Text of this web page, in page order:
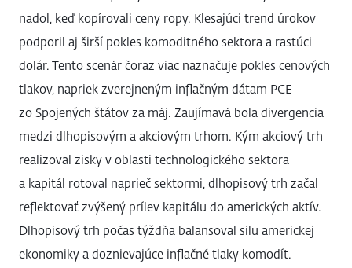
nadol, keď kopírovali ceny ropy. Klesajúci trend úrokov
podporil aj širší pokles komoditného sektora a rastúci
dolár. Tento scenár čoraz viac naznačuje pokles cenových
tlakov, napriek zverejneným inflačným dátam PCE
zo Spojených štátov za máj. Zaujímavá bola divergencia
medzi dlhopisovým a akciovým trhom. Kým akciový trh
realizoval zisky v oblasti technologického sektora
a kapitál rotoval naprieč sektormi, dlhopisový trh začal
reflektovať zvýšený prílev kapitálu do amerických aktív.
Dlhopisový trh počas týždňa balansoval silu americkej
ekonomiky a doznievajúce inflačné tlaky komodít.